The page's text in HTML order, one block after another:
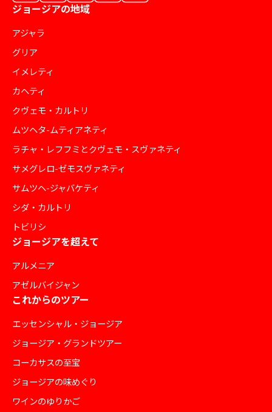
ジョージアの地域
アジャラ
グリア
イメレティ
カヘティ
クヴェモ・カルトリ
ムツヘタ-ムティアネティ
ラチャ・レフフミとクヴェモ・スヴァネティ
サメグレロ-ゼモスヴァネティ
サムツヘ-ジャバケティ
シダ・カルトリ
トビリシ
ジョージアを超えて
アルメニア
アゼルバイジャン
これからのツアー
エッセンシャル・ジョージア
ジョージア・グランドツアー
コーカサスの至宝
ジョージアの味めぐり
ワインのゆりかご